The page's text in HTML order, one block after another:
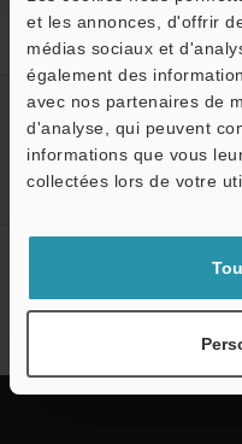
et les annonces, d'offrir
médias sociaux et
également des
avec nos partenaires de
d'analyse, qui peuvent
informations que vous
collectées lors de votre
Accueil Solutions
Créez votre compte
Inscrivez-vous
Abonnement à la